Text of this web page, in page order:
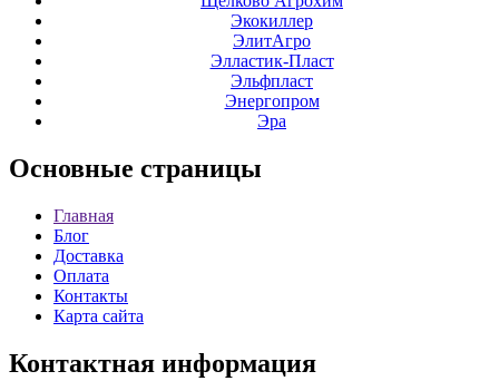
Экокиллер
ЭлитАгро
Элластик-Пласт
Эльфпласт
Энергопром
Эра
Основные страницы
Главная
Блог
Доставка
Оплата
Контакты
Карта сайта
Контактная информация